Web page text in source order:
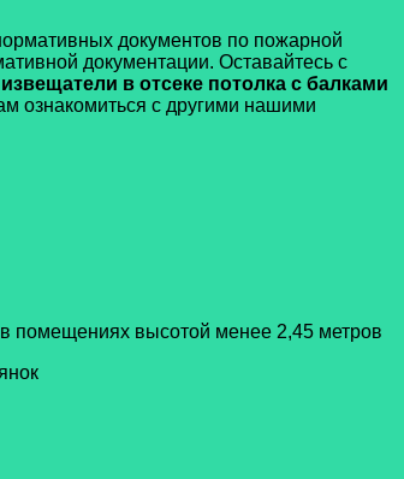
документов по пожарной
документации. Оставайтесь с
в отсеке потолка с балками
ознакомиться с другими нашими
помещениях высотой менее 2,45 метров